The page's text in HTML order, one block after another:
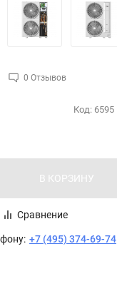
0 Отзывов
Код: 6595
В КОРЗИНУ
Сравнение
+7 (495) 374-69-74